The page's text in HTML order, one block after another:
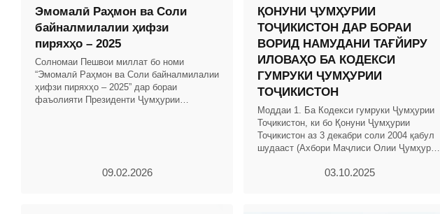
Эмомалӣ Раҳмон ва Соли
байналмилалии ҳифзи
пиряхҳо – 2025
Солномаи Пешвои миллат бо номи
“Эмомалӣ Раҳмон ва Соли байналмилалии
ҳифзи пиряхҳо – 2025” дар бораи
фаъолияти Президенти Ҷумҳурии
09.02.2026
ҚОНУНИ ҶУМҲУРИИ
ТОҶИКИСТОН ДАР БОРАИ
ВОРИД НАМУДАНИ ТАҒЙИРУ
ИЛОВАҲО БА КОДЕКСИ
ГУМРУКИ ҶУМҲУРИИ
ТОҶИКИСТОН
Моддаи 1. Ба Кодекси гумруки Ҷумҳурии
Тоҷикистон, ки бо Қонуни Ҷумҳурии
Тоҷикистон аз 3 декабри соли 2004 қабул
шудааст (Ахбори Маҷлиси Олии Ҷумҳурии
03.10.2025